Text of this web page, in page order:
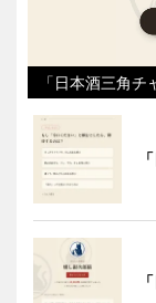
「日本酒三角チ